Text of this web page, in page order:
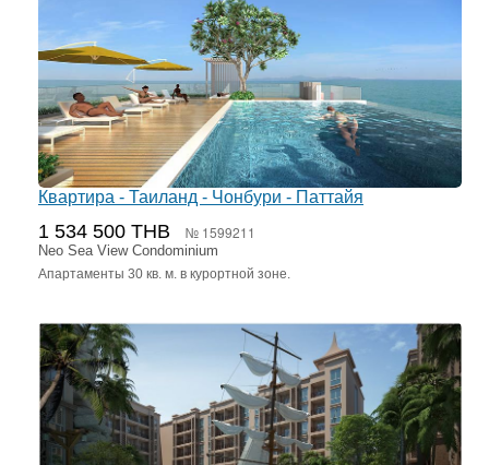
Квартира - Таиланд - Чонбури - Паттайя
1 534 500 THB № 1599211
Neo Sea View Condominium
Апартаменты 30 кв. м. в курортной зоне.